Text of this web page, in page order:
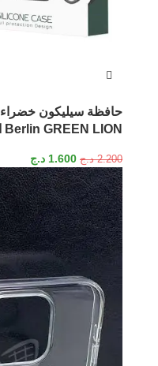
Berlin GREEN LION الأصلية
2.200 د.ج 1.600 د.ج